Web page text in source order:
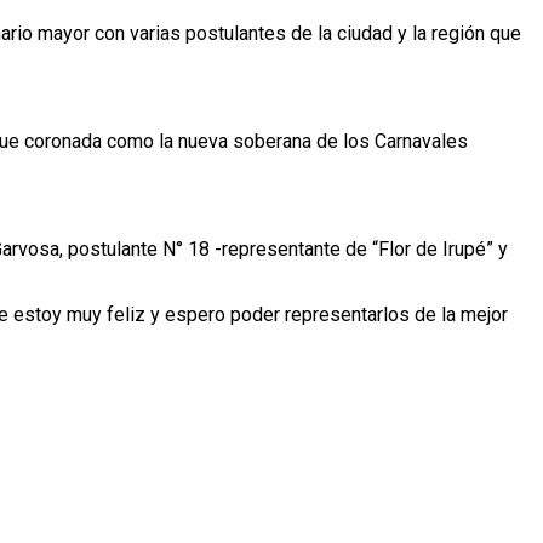
mayor con varias postulantes de la ciudad y la región que
coronada como la nueva soberana de los Carnavales
postulante N° 18 -representante de “Flor de Irupé” y
estoy muy feliz y espero poder representarlos de la mejor